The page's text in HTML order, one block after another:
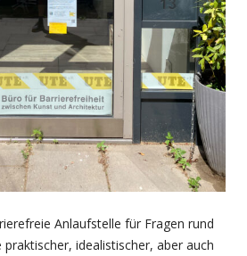
Anlaufstelle für Fragen rund
idealistischer, aber auch